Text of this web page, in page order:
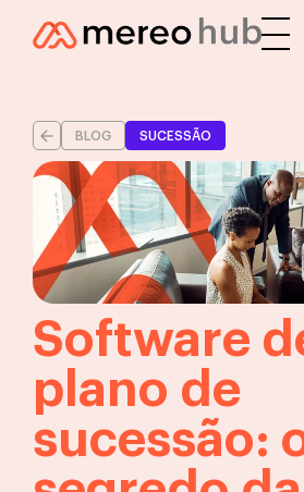
BLOG SUCESSÃO
Software
plano de
sucessão: